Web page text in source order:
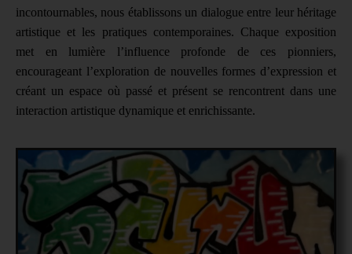
incontournables, nous établissons un dialogue entre leur héritage
artistique et les pratiques contemporaines. Chaque exposition
met en lumière l’influence profonde de ces pionniers,
encourageant l’exploration de nouvelles formes d’expression et
créant un espace où passé et présent se rencontrent dans une
interaction artistique dynamique et enrichissante.